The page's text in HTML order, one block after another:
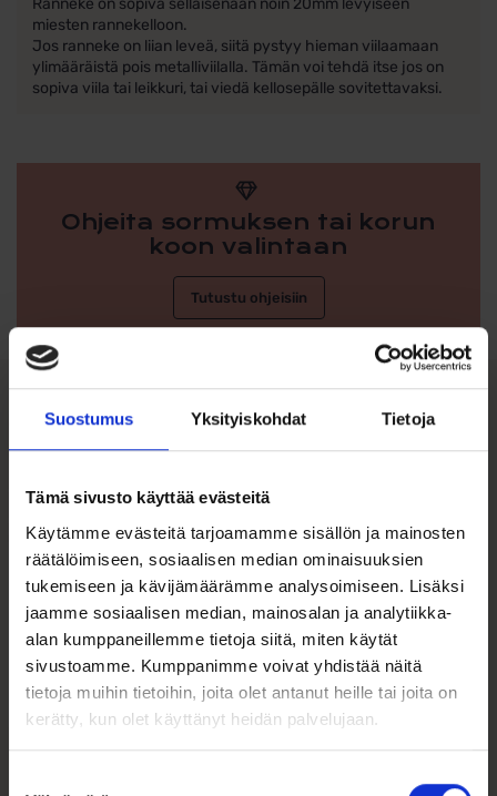
Suostumus Yksityiskohdat Tietoja
Tämä sivusto käyttää evästeitä
Käytämme evästeitä tarjoamamme sisällön ja mainosten
räätälöimiseen, sosiaalisen median ominaisuuksien
tukemiseen ja kävijämäärämme analysoimiseen. Lisäksi
jaamme sosiaalisen median, mainosalan ja analytiikka-
alan kumppaneillemme tietoja siitä, miten käytät
sivustoamme. Kumppanimme voivat yhdistää näitä
tietoja muihin tietoihin, joita olet antanut heille tai joita on
kerätty, kun olet käyttänyt heidän palvelujaan.
Ranneke on sopiva sellaisenaan noin 20mm levyiseen
miesten rannekelloon.
Jos ranneke on liian leveä, siitä pystyy hieman viilaamaan
ylimääräistä pois metalliviilalla. Tämän voi tehdä itse jos on
sopiva viila tai leikkuri, tai viedä kellosepälle sovitettavaksi.
Ohjeita sormuksen tai korun
koon valintaan
Tutustu ohjeisiin
Tutustu myös
Tällä
useampi
muunnelma.
Voit
tehdä
valinnat
tuotteen
sivulla.
ALE 23%